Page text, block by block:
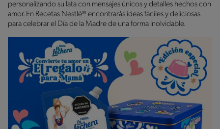
personalizando su lata con mensajes únicos y detalles hechos con
amor. En Recetas Nestlé® encontrarás ideas fáciles y deliciosas
para celebrar el Día de la Madre de una forma inolvidable.